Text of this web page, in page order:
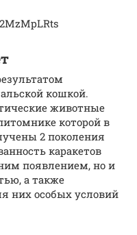
кошкой.
животные
которой в
2 поколения
каракетов
появлением, но и
а также
них особых условий